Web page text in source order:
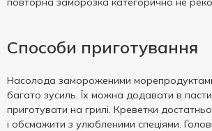
Способи приготування
Насолода замороженими
багато зусиль. Їх можна додавати в
приготувати на грилі. Креветки
і обсмажити з улюбленими спеціями.